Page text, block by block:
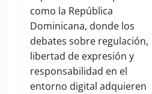
como la República
Dominicana, donde los
debates sobre regulación,
libertad de expresión y
responsabilidad en el
entorno digital adquieren